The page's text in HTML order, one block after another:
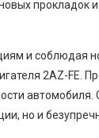
прокладок
и соблюдая
2AZ-FE.
но и